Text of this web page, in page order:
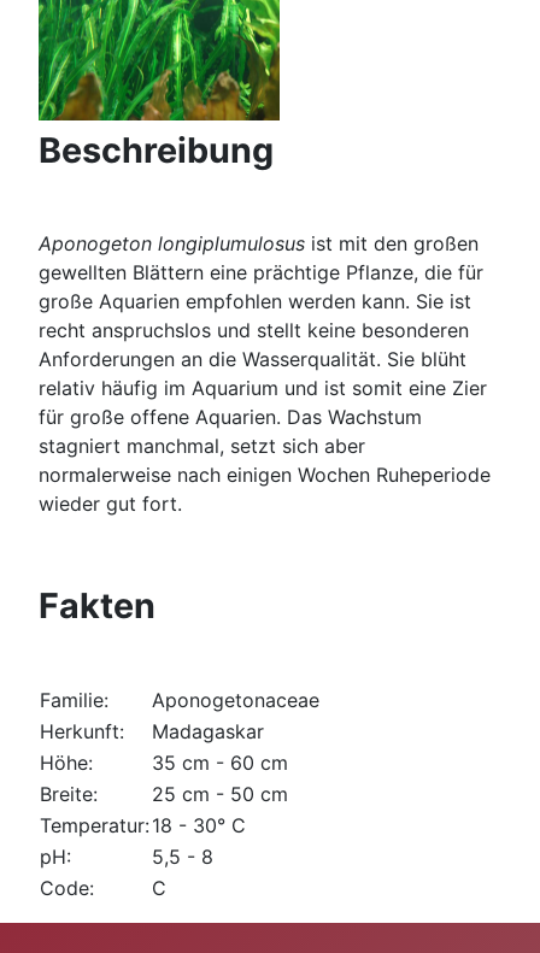
Beschreibung
Aponogeton longiplumulosus ist mit den großen
gewellten Blättern eine prächtige Pflanze, die für
große Aquarien empfohlen werden kann. Sie ist
recht anspruchslos und stellt keine besonderen
Anforderungen an die Wasserqualität. Sie blüht
relativ häufig im Aquarium und ist somit eine Zier
für große offene Aquarien. Das Wachstum
stagniert manchmal, setzt sich aber
normalerweise nach einigen Wochen Ruheperiode
wieder gut fort.
Fakten
Familie:
Aponogetonaceae
Herkunft:
Madagaskar
Höhe:
35 cm - 60 cm
Breite:
25 cm - 50 cm
Temperatur:18 - 30° C
pH:
5,5 - 8
Code:
C